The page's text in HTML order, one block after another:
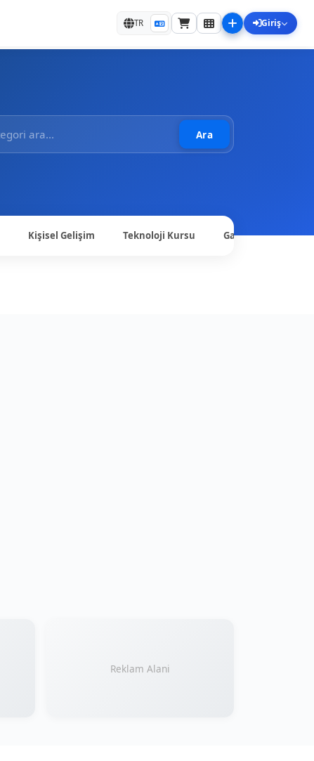
TR Giriş
Ara
Kişisel Gelişim Teknoloji Kursu Gastronomi Kursu
Reklam Alani